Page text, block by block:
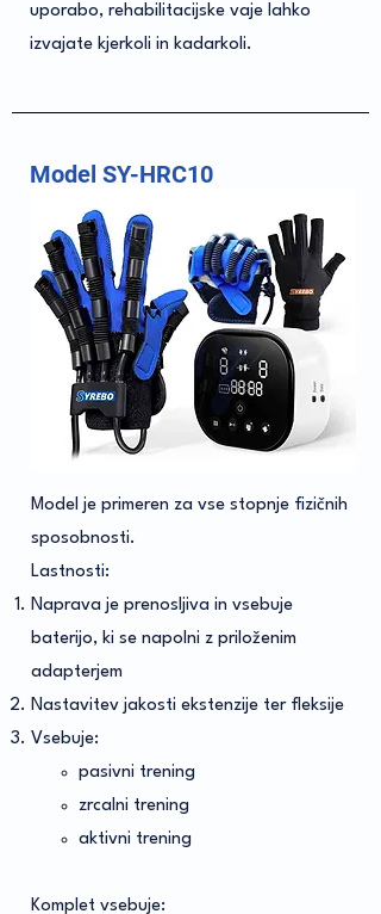
uporabo, rehabilitacijske vaje lahko
izvajate kjerkoli in kadarkoli.
Model SY-HRC10
Model je primeren za vse stopnje fizičnih
sposobnosti.
Lastnosti:
Naprava je prenosljiva in vsebuje
baterijo, ki se napolni z priloženim
adapterjem
Nastavitev jakosti ekstenzije ter fleksije
Vsebuje:​
pasivni trening
zrcalni trening
aktivni trening
Komplet vsebuje: